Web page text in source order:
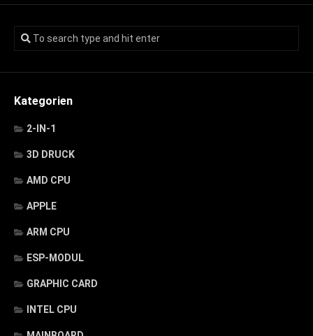
Kategorien
2-IN-1
3D DRUCK
AMD CPU
APPLE
ARM CPU
ESP-MODUL
GRAPHIC CARD
INTEL CPU